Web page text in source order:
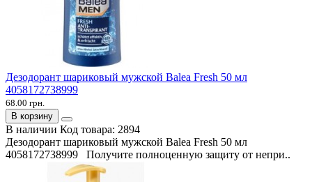
Дезодорант шариковый мужской Balea Fresh 50 мл
4058172738999
68.00 грн.
В корзину
В наличии Код товара: 2894
Дезодорант шариковый мужской Balea Fresh 50 мл
4058172738999 Получите полноценную защиту от непри..